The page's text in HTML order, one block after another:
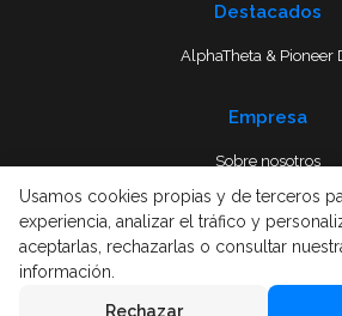
Destacados
AlphaTheta & Pioneer
Empresa
Sobre nosotros
Usamos cookies propias y de terceros
experiencia, analizar el tráfico y
aceptarlas, rechazarlas o consultar
información.
Rechazar